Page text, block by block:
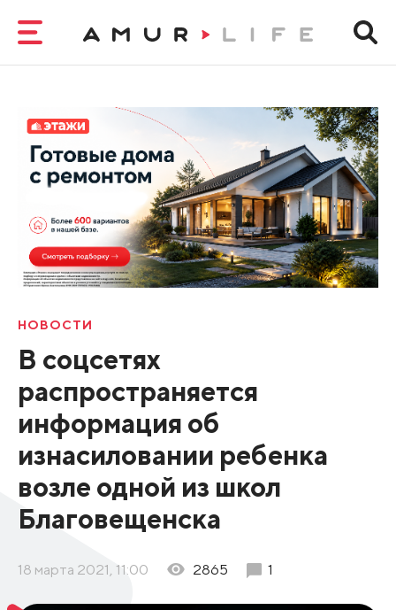
НОВОСТИ
В соцсетях
распространяется
информация об
изнасиловании ребенка
возле одной из школ
Благовещенска
18 марта 2021, 11:00 2865 1